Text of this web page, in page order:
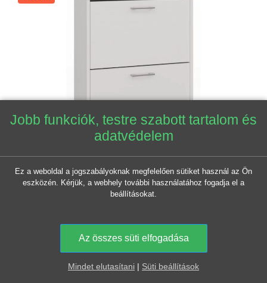
Jobb funkciók, testre szabott
tartalom és adatvédelem
Ez a weboldal a jogszabályoknak megfelelően sütiket használ
az Ön eszközén. Kérjük, a webhely további használatához
fogadja el a beállításokat.
Az összes süti elfogadása
Mindet elutasítani | Süti beállítások